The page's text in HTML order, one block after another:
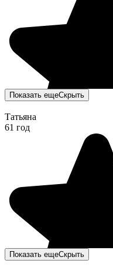
Показать ещеСкрыть
Татьяна
61 год
Показать ещеСкрыть